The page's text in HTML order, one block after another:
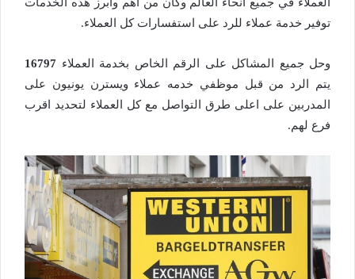
توفير خدمة عملاء للرد على استفسارات كل العملاء.
وحل جميع المشاكل على الرقم الخاص بخدمة العملاء 16797
يتم الرد من قبل موظفي خدمه عملاء ويسترن يونيون على
المدربين على اعلى طرق التواصل مع كل العملاء لتحديد اقرب
فرع لهم.